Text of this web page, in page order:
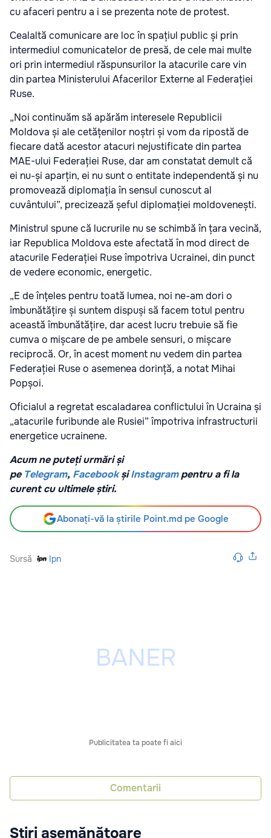
cu afaceri pentru a i se prezenta note de protest.
Cealaltă comunicare are loc în spațiul public și prin
intermediul comunicatelor de presă, de cele mai multe
ori prin intermediul răspunsurilor la atacurile care vin
din partea Ministerului Afacerilor Externe al Federației
Ruse.
„Noi continuăm să apărăm interesele Republicii
Moldova și ale cetățenilor noștri și vom da ripostă de
fiecare dată acestor atacuri nejustificate din partea
MAE-ului Federației Ruse, dar am constatat demult că
ei nu-și aparțin, ei nu sunt o entitate independentă și nu
promovează diplomația în sensul cunoscut al
cuvântului”, precizează șeful diplomației moldovenești.
Ministrul spune că lucrurile nu se schimbă în țara vecină,
iar Republica Moldova este afectată în mod direct de
atacurile Federației Ruse împotriva Ucrainei, din punct
de vedere economic, energetic.
„E de înțeles pentru toată lumea, noi ne-am dori o
îmbunătățire și suntem dispuși să facem totul pentru
această îmbunătățire, dar acest lucru trebuie să fie
cumva o mișcare de pe ambele sensuri, o mișcare
reciprocă. Or, în acest moment nu vedem din partea
Federației Ruse o asemenea dorință, a notat Mihai
Popșoi.
Oficialul a regretat escaladarea conflictului în Ucraina și
„atacurile furibunde ale Rusiei” împotriva infrastructurii
energetice ucrainene.
Acum ne puteți urmări și
pe Telegram, Facebook șiInstagrampentru a fi la
curent cu ultimele știri.
Abonați-vă la știrile Point.md pe Google
Sursă Ipn
Publicitatea ta poate fi aici
Comentarii
Știri asemănătoare